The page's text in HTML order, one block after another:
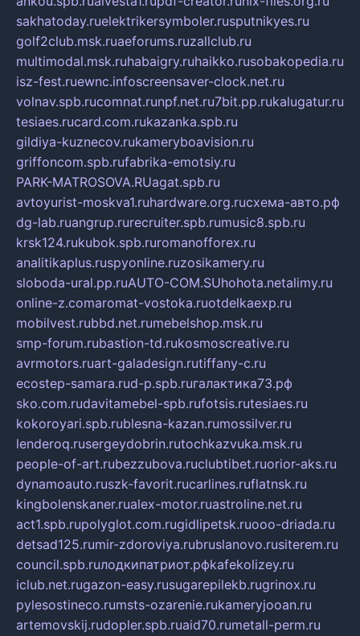
sakhatoday.ruelektrikersymboler.rusputnikyes.ru
golf2club.msk.ruaeforums.ruzallclub.ru
multimodal.msk.ruhabaigry.ruhaikko.rusobakopedia.ru
isz-fest.ruewnc.infoscreensaver-clock.net.ru
volnav.spb.rucomnat.runpf.net.ru7bit.pp.rukalugatur.ru
tesiaes.rucard.com.rukazanka.spb.ru
gildiya-kuznecov.rukameryboavision.ru
griffoncom.spb.rufabrika-emotsiy.ru
PARK-MATROSOVA.RUagat.spb.ru
avtoyurist-moskva1.ruhardware.org.ruсхема-авто.рф
dg-lab.ruangrup.rurecruiter.spb.rumusic8.spb.ru
krsk124.rukubok.spb.ruromanofforex.ru
analitikaplus.ruspyonline.ruzosikamery.ru
sloboda-ural.pp.ruAUTO-COM.SUhohota.netalimy.ru
online-z.comaromat-vostoka.ruotdelkaexp.ru
mobilvest.rubbd.net.rumebelshop.msk.ru
smp-forum.rubastion-td.rukosmoscreative.ru
avrmotors.ruart-galadesign.rutiffany-c.ru
ecostep-samara.rud-p.spb.ruгалактика73.рф
sko.com.rudavitamebel-spb.rufotsis.rutesiaes.ru
kokoroyari.spb.rublesna-kazan.rumossilver.ru
lenderoq.rusergeydobrin.rutochkazvuka.msk.ru
people-of-art.rubezzubova.ruclubtibet.ruorior-aks.ru
dynamoauto.ruszk-favorit.rucarlines.ruflatnsk.ru
kingbolenskaner.rualex-motor.ruastroline.net.ru
act1.spb.rupolyglot.com.rugidlipetsk.ruooo-driada.ru
detsad125.rumir-zdoroviya.rubruslanovo.rusiterem.ru
council.spb.ruлодкипатриот.рфkafekolizey.ru
iclub.net.rugazon-easy.rusugarepilekb.rugrinox.ru
pylesostineco.rumsts-ozarenie.rukameryjooan.ru
artemovskij.rudopler.spb.ruaid70.rumetall-perm.ru